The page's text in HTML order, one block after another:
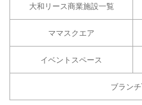
大和リース商業施設一覧
ママスクエア
イベントスペース
ブラン